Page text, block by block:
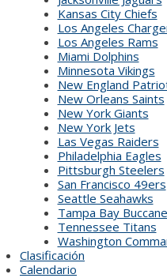
Kansas City Chiefs
Los Angeles
Los Angeles Rams
Miami Dolphins
Minnesota Vikings
New England
New Orleans Saints
New York Giants
New York Jets
Las Vegas Raiders
Philadelphia Eagles
Pittsburgh Steelers
San Francisco 49ers
Seattle Seahawks
Tampa Bay
Tennessee Titans
Washington
Clasificación
Calendario